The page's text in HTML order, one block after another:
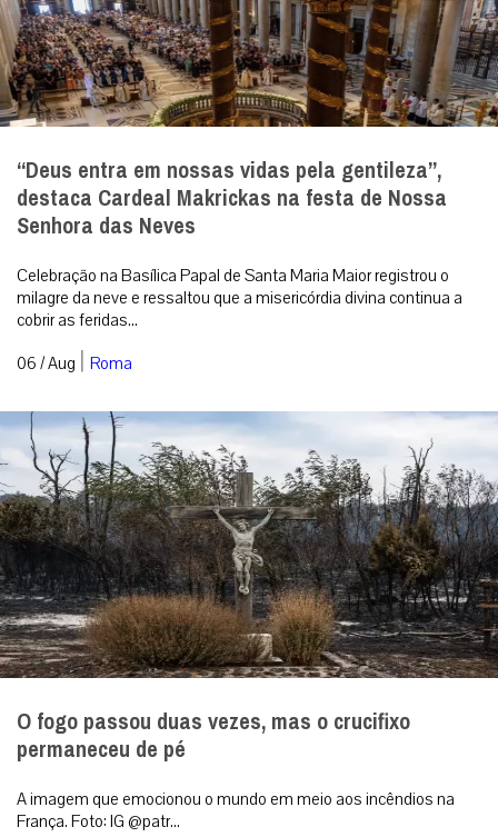
“Deus entra em nossas vidas pela gentileza”,
destaca Cardeal Makrickas na festa de Nossa
Senhora das Neves
Celebração na Basílica Papal de Santa Maria Maior registrou o
milagre da neve e ressaltou que a misericórdia divina continua a
cobrir as feridas...
06 / Aug | Roma
O fogo passou duas vezes, mas o crucifixo
permaneceu de pé
A imagem que emocionou o mundo em meio aos incêndios na
França. Foto: IG @patr...